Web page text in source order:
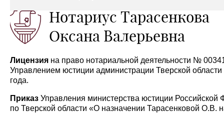
Нотариус Тарасенкова
Оксана Валерьевна
Лицензия на право нотариальной деятельности №
Управлением юстиции администрации Тверской
года.
Приказ Управления министерства юстиции Российской
по Тверской области «О назначении Тарасенковой О.В.